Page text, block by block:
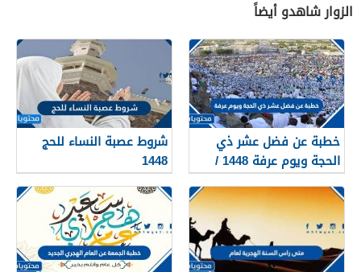
الزوار شاهدو أيضاً
خطبة عن فضل عشر ذي
الحجة ويوم عرفة 1448 /
2026
شروط عصبة النساء للحج
1448